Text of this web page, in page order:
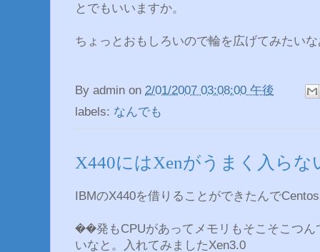
とでもいいますか。
ちょっとおもしろいので輪を広げてみたい
By admin on 2/01/2007 03:08:00 午後
labels: なんでも
X440にはXenがうまく入らな
IBMのX440を借りることができたんで
��発もCPUがあってメモリもそこそこつん
いなと。入れてみましたXen3.0